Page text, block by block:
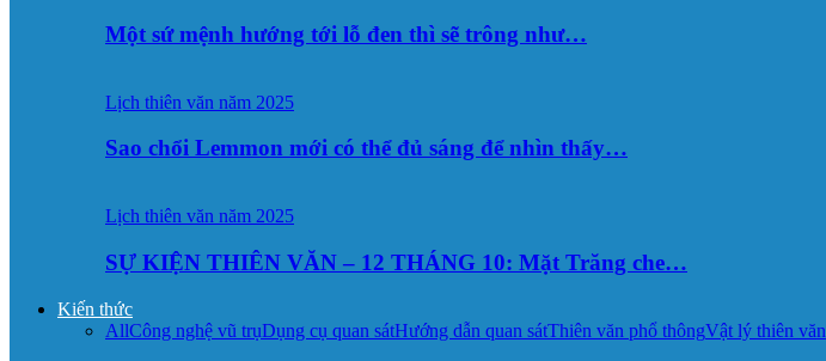
Một sứ mệnh hướng tới lỗ đen thì sẽ trông như…
Lịch thiên văn năm 2025
Sao chổi Lemmon mới có thể đủ sáng để nhìn thấy…
Lịch thiên văn năm 2025
SỰ KIỆN THIÊN VĂN – 12 THÁNG 10: Mặt Trăng che…
Kiến thức
AllCông nghệ vũ trụDụng cụ quan sátHướng dẫn quan sátThiên văn phổ thôngVật lý thiên văn